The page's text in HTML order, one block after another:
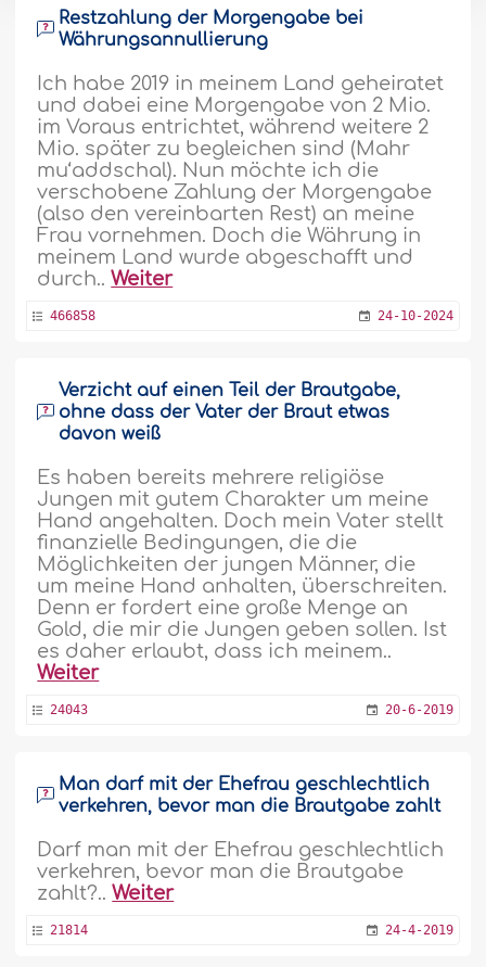
Restzahlung der Morgengabe bei
Währungsannullierung
Ich habe 2019 in meinem Land geheiratet
und dabei eine Morgengabe von 2 Mio.
im Voraus entrichtet, während weitere 2
Mio. später zu begleichen sind (Mahr
mu‘addschal). Nun möchte ich die
verschobene Zahlung der Morgengabe
(also den vereinbarten Rest) an meine
Frau vornehmen. Doch die Währung in
meinem Land wurde abgeschafft und
durch..Weiter
466858 24-10-2024
Verzicht auf einen Teil der Brautgabe,
ohne dass der Vater der Braut etwas
davon weiß
Es haben bereits mehrere religiöse
Jungen mit gutem Charakter um meine
Hand angehalten. Doch mein Vater stellt
finanzielle Bedingungen, die die
Möglichkeiten der jungen Männer, die
um meine Hand anhalten, überschreiten.
Denn er fordert eine große Menge an
Gold, die mir die Jungen geben sollen. Ist
es daher erlaubt, dass ich meinem..
Weiter
24043 20-6-2019
Man darf mit der Ehefrau geschlechtlich
verkehren, bevor man die Brautgabe zahlt
Darf man mit der Ehefrau geschlechtlich
verkehren, bevor man die Brautgabe
zahlt?..Weiter
21814 24-4-2019